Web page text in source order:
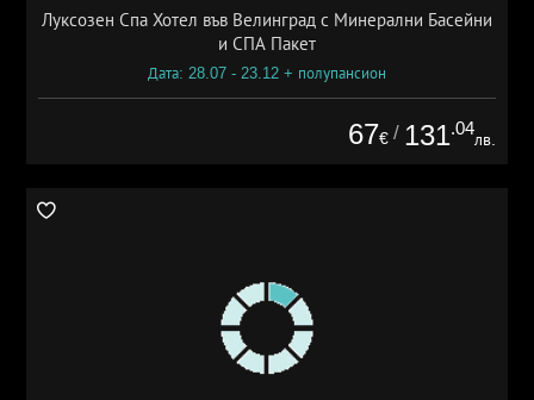
Луксозен Спа Хотел във Велинград с Минерални Басейни
и СПА Пакет
Дата: 28.07 - 23.12 + полупансион
67€ / 131.04
лв.